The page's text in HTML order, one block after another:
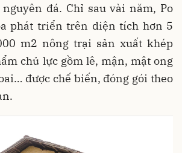
nguyên đá. Chỉ sau vài năm, Po
phát triển trên diện tích hơn 5
m2 nông trại sản xuất khép
chủ lực gồm lê, mận, mật ong
được chế biến, đóng gói theo